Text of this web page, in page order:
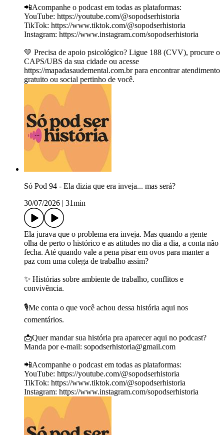
📲Acompanhe o podcast em todas as plataformas:
YouTube: https://youtube.com/@sopodserhistoria
TikTok: ⁠https://www.tiktok.com/@sopodserhistoria⁠
Instagram: https://www.instagram.com/sopodserhistoria
💛 Precisa de apoio psicológico? Ligue 188 (CVV), procure o
CAPS/UBS da sua cidade ou acesse
https://mapadasaudemental.com.br para encontrar atendimento
gratuito ou social pertinho de você.
Só Pod 94 - Ela dizia que era inveja... mas será?
30/07/2026
31min
Ela jurava que o problema era inveja. Mas quando a gente
olha de perto o histórico e as atitudes no dia a dia, a conta não
fecha. Até quando vale a pena pisar em ovos para manter a
paz com uma colega de trabalho assim?
✨ Histórias sobre ambiente de trabalho, conflitos e
convivência.
🎙️Me conta o que você achou dessa história aqui nos
comentários.
📩Quer mandar sua história pra aparecer aqui no podcast?
Manda por e-mail: ⁠⁠⁠⁠⁠⁠⁠⁠⁠⁠⁠⁠⁠⁠sopodserhistoria@gmail.com⁠⁠⁠⁠⁠⁠⁠⁠⁠⁠⁠⁠⁠⁠
📲Acompanhe o podcast em todas as plataformas:
YouTube: https://youtube.com/@sopodserhistoria
TikTok: ⁠https://www.tiktok.com/@sopodserhistoria⁠
Instagram: https://www.instagram.com/sopodserhistoria